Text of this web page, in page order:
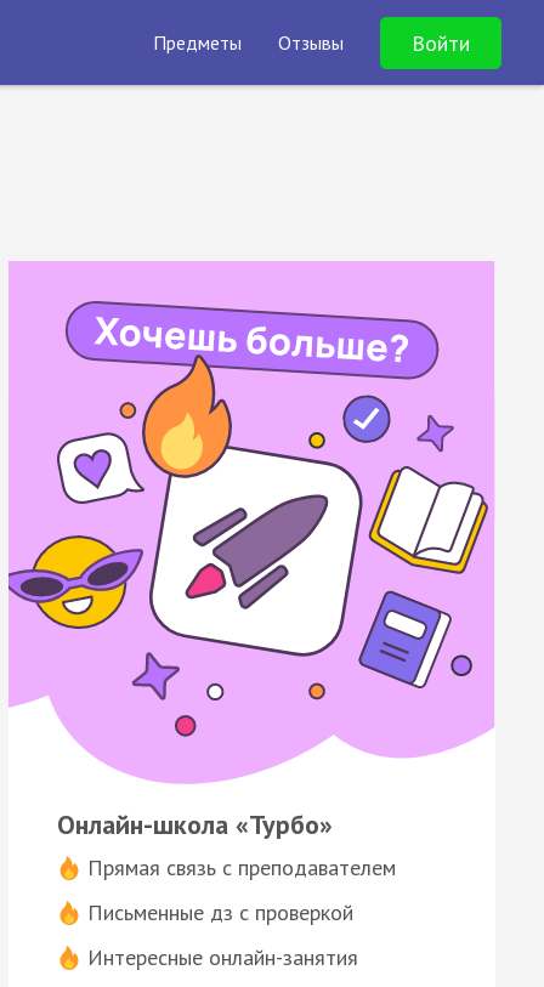
Предметы Отзывы Войти
Онлайн-школа «Турбо»
Прямая связь с преподавателем
Письменные дз с проверкой
Интересные онлайн-занятия